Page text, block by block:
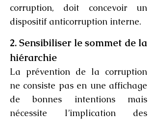
corruption, doit concevoir un
dispositif anticorruption interne.
2. Sensibiliser le sommet de la
hiérarchie
La prévention de la corruption
ne consiste pas en une affichage
de bonnes intentions mais
nécessite l’implication des